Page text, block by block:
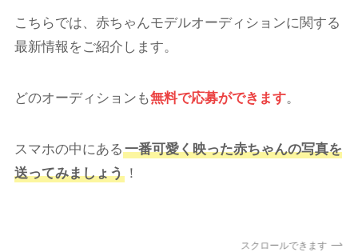
こちらでは、赤ちゃんモデルオーディションに関する
最新情報をご紹介します。
どのオーディションも無料で応募ができます。
スマホの中にある 一番可愛く映った赤ちゃんの写真を
送ってみましょう！
スクロールできます